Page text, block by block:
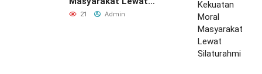
Silaturahmi
21 Admin